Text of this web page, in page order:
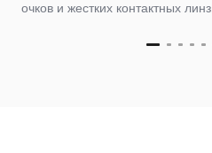
очков и жестких контактных линз.